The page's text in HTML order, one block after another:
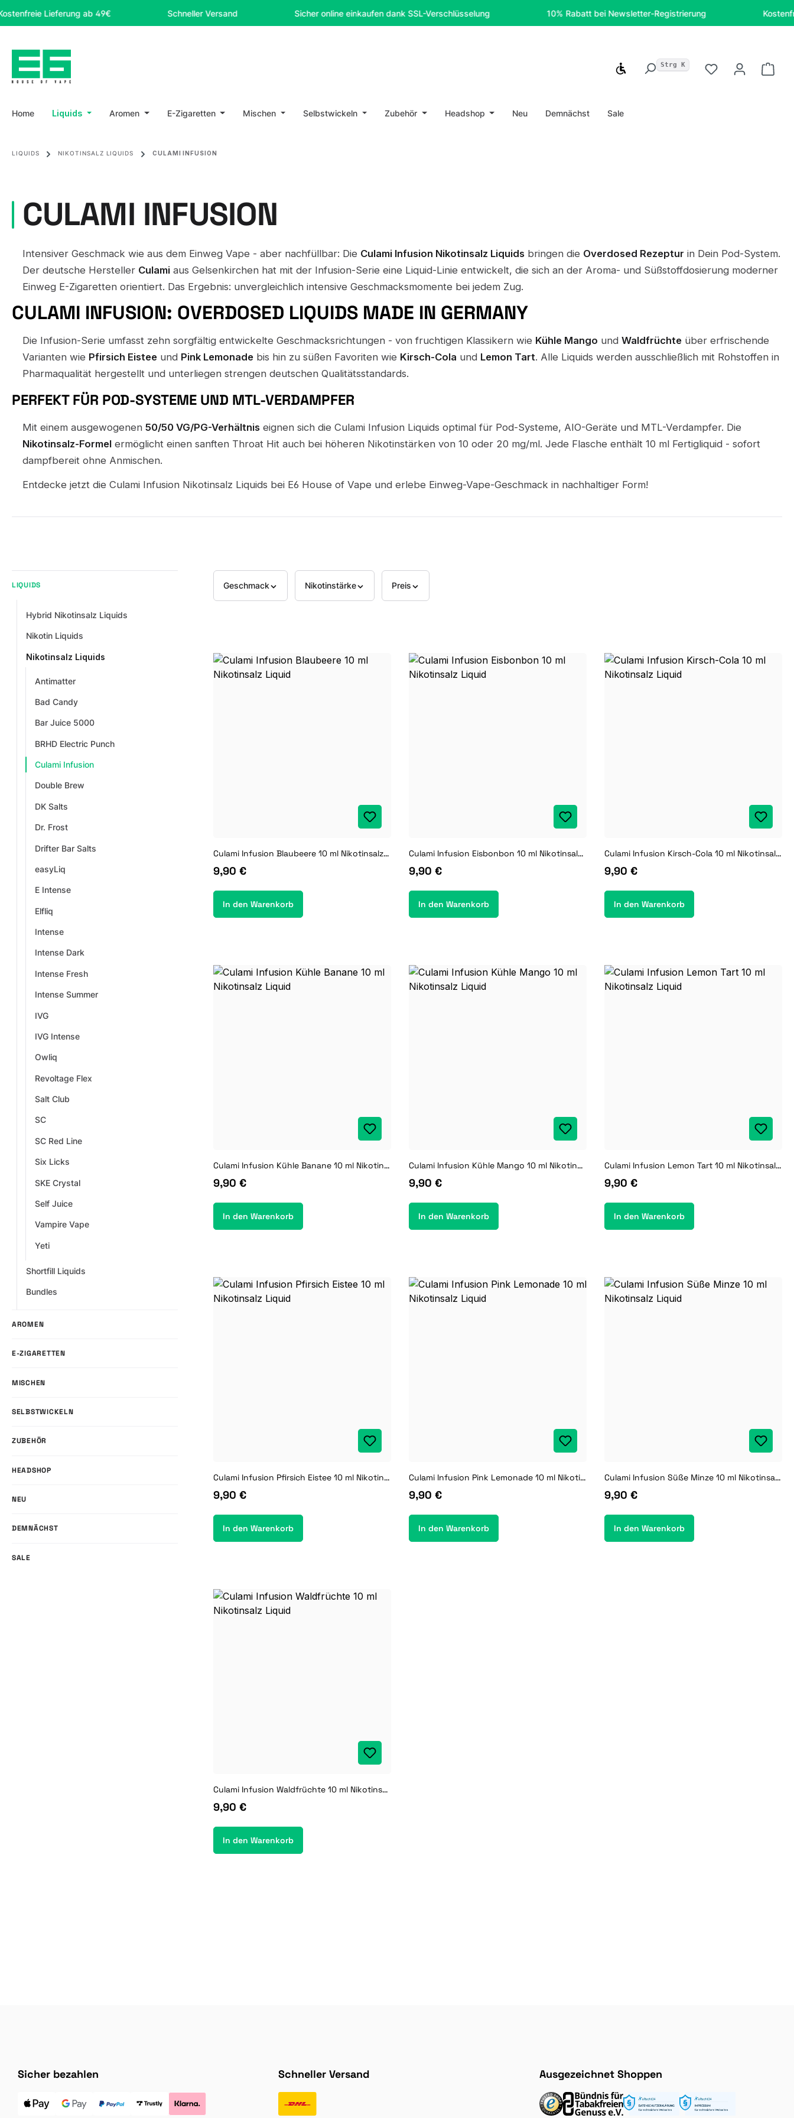
Hauptinhalt springen
Zur Suche springen
Zur Hauptnavigation springen
Lieferung ab 49€ Schneller Versand Sicher online einkaufen dank SSL-Verschlüsselung 10% Rabatt bei Newsletter-Registrierung Kostenfreie
Werkzeugleiste anzeigen
Strg K Du hast 0
Home Liquids Aromen E-Zigaretten Mischen Selbstwickeln Zubehör Headshop Neu Demnächst Sale
LIQUIDS NIKOTINSALZ LIQUIDS CULAMI INFUSION
CULAMI INFUSION
Intensiver Geschmack wie aus dem Einweg Vape - aber nachfüllbar: Die Culami Infusion Nikotinsalz Liquidsbringen die Overdosed Rezeptur in Dein Pod-System.
Der deutsche Hersteller Culamiaus Gelsenkirchen hat mit der Infusion-Serie eine Liquid-Linie entwickelt, die sich an der Aroma- und Süßstoffdosierung moderner
Einweg E-Zigaretten orientiert. Das Ergebnis: unvergleichlich intensive Geschmacksmomente bei jedem Zug.
CULAMI INFUSION: OVERDOSED LIQUIDS MADE IN GERMANY
Die Infusion-Serie umfasst zehn sorgfältig entwickelte Geschmacksrichtungen - von fruchtigen Klassikern wie Kühle Mango und Waldfrüchteüber erfrischende
Varianten wie Pfirsich Eisteeund Pink Lemonadebis hin zu süßen Favoriten wie Kirsch-Cola und Lemon Tart. Alle Liquids werden ausschließlich mit Rohstoffen in
Pharmaqualität hergestellt und unterliegen strengen deutschen Qualitätsstandards.
PERFEKT FÜR POD-SYSTEME UND MTL-VERDAMPFER
Mit einem ausgewogenen 50/50 VG/PG-Verhältniseignen sich die Culami Infusion Liquids optimal für Pod-Systeme, AIO-Geräte und MTL-Verdampfer. Die
Nikotinsalz-Formelermöglicht einen sanften Throat Hit auch bei höheren Nikotinstärken von 10 oder 20 mg/ml. Jede Flasche enthält 10 ml Fertigliquid - sofort
dampfbereit ohne Anmischen.
Entdecke jetzt die Culami Infusion Nikotinsalz Liquids bei E6 House of Vape und erlebe Einweg-Vape-Geschmack in nachhaltiger Form!
LIQUIDS
Hybrid Nikotinsalz Liquids
Nikotin Liquids
Nikotinsalz Liquids
Antimatter
Bad Candy
Bar Juice 5000
BRHD Electric Punch
Culami Infusion
Double Brew
DK Salts
Dr. Frost
Drifter Bar Salts
easyLiq
E Intense
Elfliq
Intense
Intense Dark
Intense Fresh
Intense Summer
IVG
IVG Intense
Owliq
Revoltage Flex
Salt Club
SC
SC Red Line
Six Licks
SKE Crystal
Self Juice
Vampire Vape
Yeti
Shortfill Liquids
Bundles
AROMEN
E-ZIGARETTEN
MISCHEN
SELBSTWICKELN
ZUBEHÖR
HEADSHOP
NEU
DEMNÄCHST
SALE
Geschmack Nikotinstärke Preis
Culami Infusion Blaubeere 10 ml Nikotinsalz Liquid
9,90 €
In den Warenkorb
Culami Infusion Eisbonbon 10 ml Nikotinsalz Liquid
9,90 €
In den Warenkorb
Culami Infusion Kirsch-Cola 10 ml Nikotinsalz Liquid
9,90 €
In den Warenkorb
Culami Infusion Kühle Banane 10 ml Nikotinsalz Liquid
9,90 €
In den Warenkorb
Culami Infusion Kühle Mango 10 ml Nikotinsalz Liquid
9,90 €
In den Warenkorb
Culami Infusion Lemon Tart 10 ml Nikotinsalz Liquid
9,90 €
In den Warenkorb
Culami Infusion Pfirsich Eistee 10 ml Nikotinsalz Liquid
9,90 €
In den Warenkorb
Culami Infusion Pink Lemonade 10 ml Nikotinsalz Liquid
9,90 €
In den Warenkorb
Culami Infusion Süße Minze 10 ml Nikotinsalz Liquid
9,90 €
In den Warenkorb
Culami Infusion Waldfrüchte 10 ml Nikotinsalz Liquid
9,90 €
In den Warenkorb
Sicher bezahlen Schneller Versand Ausgezeichnet Shoppen